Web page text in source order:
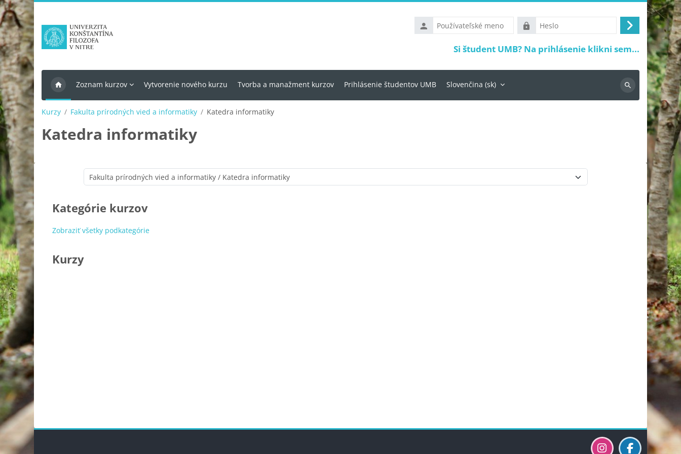
Preskočiť na hlavný obsah
Používateľské
meno
Heslo
Prihlásiť
Si študent UMB? Na prihlásenie klikni sem...
Zoznam kurzov Vytvorenie nového kurzu Tvorba a manažment kurzov Prihlásenie študentov UMB Slovenčina ‎(sk)‎
Vyhľadávanie
Kurzy Fakulta prírodných vied a informatiky Katedra informatiky
Katedra informatiky
Kategórie kurzov
Zobraziť všetky podkategórie
Kurzy